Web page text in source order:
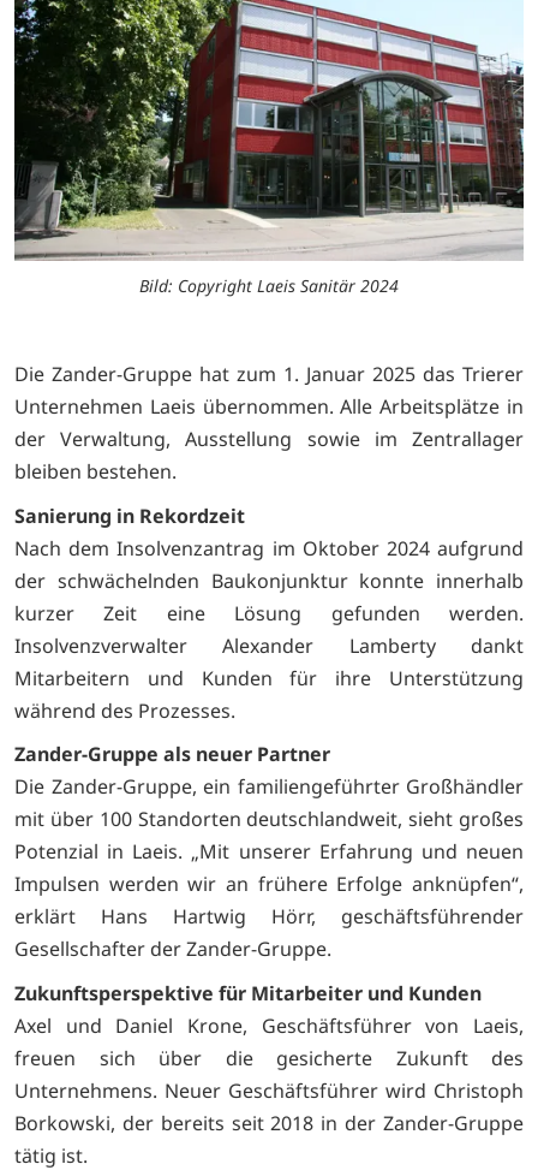
Bild: Copyright Laeis Sanitär 2024
Die Zander-Gruppe hat zum 1. Januar 2025 das Trierer
Unternehmen Laeis übernommen. Alle Arbeitsplätze in
der Verwaltung, Ausstellung sowie im Zentrallager
bleiben bestehen.
Sanierung in Rekordzeit
Nach dem Insolvenzantrag im Oktober 2024 aufgrund
der schwächelnden Baukonjunktur konnte innerhalb
kurzer Zeit eine Lösung gefunden werden.
Insolvenzverwalter Alexander Lamberty dankt
Mitarbeitern und Kunden für ihre Unterstützung
während des Prozesses.
Zander-Gruppe als neuer Partner
Die Zander-Gruppe, ein familiengeführter Großhändler
mit über 100 Standorten deutschlandweit, sieht großes
Potenzial in Laeis. „Mit unserer Erfahrung und neuen
Impulsen werden wir an frühere Erfolge anknüpfen“,
erklärt Hans Hartwig Hörr, geschäftsführender
Gesellschafter der Zander-Gruppe.
Zukunftsperspektive für Mitarbeiter und Kunden
Axel und Daniel Krone, Geschäftsführer von Laeis,
freuen sich über die gesicherte Zukunft des
Unternehmens. Neuer Geschäftsführer wird Christoph
Borkowski, der bereits seit 2018 in der Zander-Gruppe
tätig ist.